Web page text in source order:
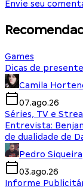
Envie seu
Games
Dicas de
Camila
07.ago.26
Séries, TV e
Entrevista:
de dualidade de
Pedro Siqueira
03.ago.26
Informe